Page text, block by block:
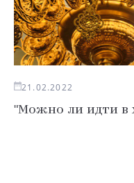
21.02.2022
"Можно ли идти в